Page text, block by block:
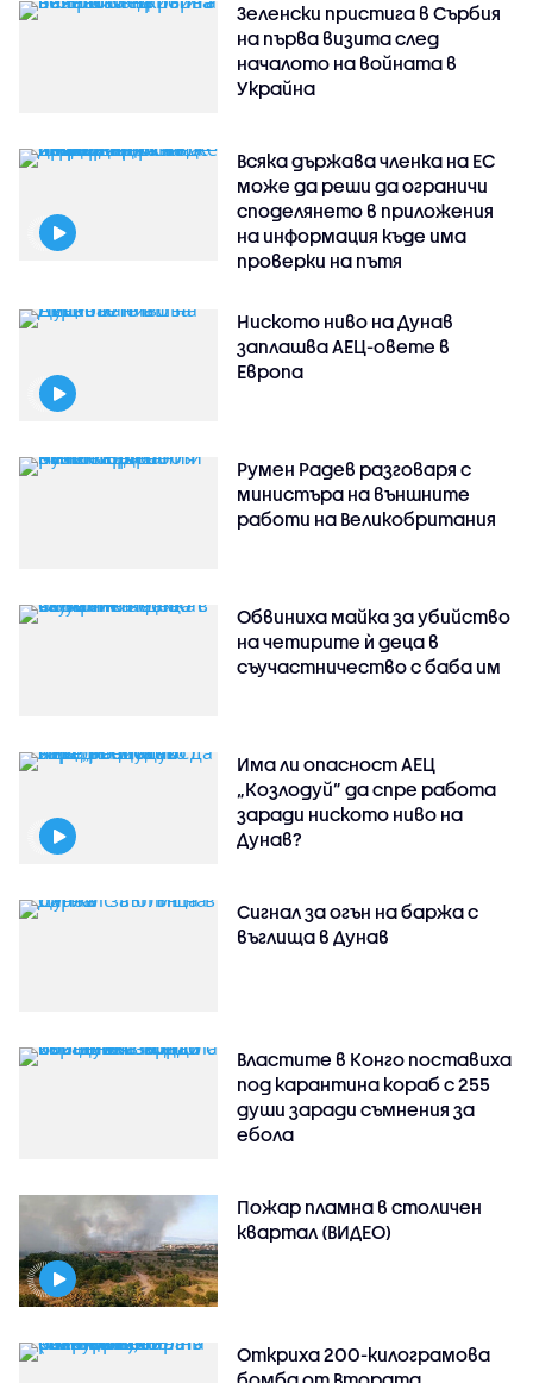
Зеленски пристига в Сърбия
на първа визита след
началото на войната в
Украйна
Всяка държава членка на ЕС
може да реши да ограничи
споделянето в приложения
на информация къде има
проверки на пътя
Ниското ниво на Дунав
заплашва АЕЦ-овете в
Европа
Румен Радев разговаря с
министъра на външните
работи на Великобритания
Обвиниха майка за убийство
на четирите ѝ деца в
съучастничество с баба им
Има ли опасност АЕЦ
„Козлодуй” да спре работа
заради ниското ниво на
Дунав?
Сигнал за огън на баржа с
въглища в Дунав
Властите в Конго поставиха
под карантина кораб с 255
души заради съмнения за
ебола
Пожар пламна в столичен
квартал (ВИДЕО)
Откриха 200-килограмова